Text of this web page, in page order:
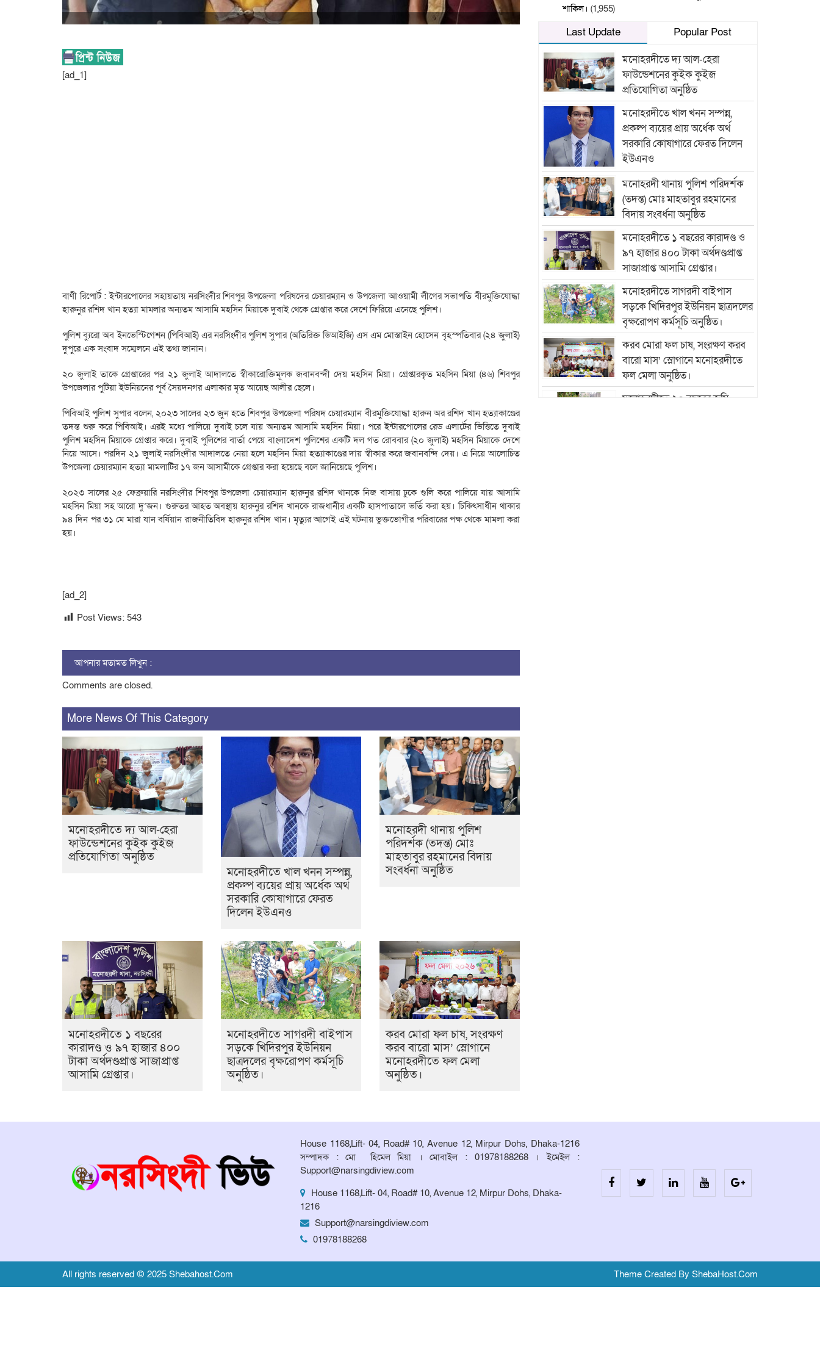
[ad_1]
বাণী রিপোর্ট : ইন্টারপোলের সহায়তায় নরসিংদীর শিবপুর উপজেলা পরিষদের চেয়ারম্যান ও উপজেলা আওয়ামী লীগের সভাপতি বীরমুক্তিযোদ্ধা
হারুনুর রশিদ খান হত্যা মামলার অন্যতম আসামি মহসিন মিয়াকে দুবাই থেকে গ্রেপ্তার করে দেশে ফিরিয়ে এনেছে পুলিশ।
পুলিশ ব্যুরো অব ইনভেস্টিগেশন (পিবিআই) এর নরসিংদীর পুলিশ সুপার (অতিরিক্ত ডিআইজি) এস এম মোস্তাইন হোসেন বৃহস্পতিবার (২৪ জুলাই)
দুপুরে এক সংবাদ সম্মেলনে এই তথ্য জানান।
২০ জুলাই তাকে গ্রেপ্তারের পর ২১ জুলাই আদালতে স্বীকারোক্তিমূলক জবানবন্দী দেয় মহসিন মিয়া। গ্রেপ্তারকৃত মহসিন মিয়া (৪৬) শিবপুর
উপজেলার পুটিয়া ইউনিয়নের পূর্ব সৈয়দনগর এলাকার মৃত আয়েছ আলীর ছেলে।
পিবিআই পুলিশ সুপার বলেন, ২০২৩ সালের ২৩ জুন হতে শিবপুর উপজেলা পরিষদ চেয়ারম্যান বীরমুক্তিযোদ্ধা হারুন অর রশিদ খান হত্যাকাণ্ডের
তদন্ত শুরু করে পিবিআই। এরই মধ্যে পালিয়ে দুবাই চলে যায় অন্যতম আসামি মহসিন মিয়া। পরে ইন্টারপোলের রেড এলার্টের ভিত্তিতে দুবাই
পুলিশ মহসিন মিয়াকে গ্রেপ্তার করে। দুবাই পুলিশের বার্তা পেয়ে বাংলাদেশ পুলিশের একটি দল গত রোববার (২০ জুলাই) মহসিন মিয়াকে দেশে
নিয়ে আসে। পরদিন ২১ জুলাই নরসিংদীর আদালতে নেয়া হলে মহসিন মিয়া হত্যাকাণ্ডের দায় স্বীকার করে জবানবন্দি দেয়। এ নিয়ে আলোচিত
উপজেলা চেয়ারম্যান হত্যা মামলাটির ১৭ জন আসামীকে গ্রেপ্তার করা হয়েছে বলে জানিয়েছে পুলিশ।
২০২৩ সালের ২৫ ফেব্রুয়ারি নরসিংদীর শিবপুর উপজেলা চেয়ারম্যান হারুনুর রশিদ খানকে নিজ বাসায় ঢুকে গুলি করে পালিয়ে যায় আসামি
মহসিন মিয়া সহ আরো দু’জন। গুরুতর আহত অবস্থায় হারুনুর রশিদ খানকে রাজধানীর একটি হাসপাতালে ভর্তি করা হয়। চিকিৎসাধীন থাকার
৯৪ দিন পর ৩১ মে মারা যান বর্ষিয়ান রাজনীতিবিদ হারুনুর রশিদ খান। মৃত্যুর আগেই এই ঘটনায় ভুক্তভোগীর পরিবারের পক্ষ থেকে মামলা করা
হয়।
[ad_2]
Post Views: 543
আপনার মতামত লিখুন :
Comments are closed.
More News Of This Category
মনোহরদীতে দ্য আল-হেরা
ফাউন্ডেশনের কুইক কুইজ
প্রতিযোগিতা অনুষ্ঠিত
মনোহরদীতে খাল খনন সম্পন্ন,
প্রকল্প ব্যয়ের প্রায় অর্ধেক অর্থ
সরকারি কোষাগারে ফেরত
দিলেন ইউএনও
মনোহরদী থানায় পুলিশ
পরিদর্শক (তদন্ত) মোঃ
মাহতাবুর রহমানের বিদায়
সংবর্ধনা অনুষ্ঠিত
মনোহরদীতে ১ বছরের
কারাদণ্ড ও ৯৭ হাজার ৪০০
টাকা অর্থদণ্ডপ্রাপ্ত সাজাপ্রাপ্ত
আসামি গ্রেপ্তার।
মনোহরদীতে সাগরদী বাইপাস
সড়কে খিদিরপুর ইউনিয়ন
ছাত্রদলের বৃক্ষরোপণ কর্মসূচি
অনুষ্ঠিত।
করব মোরা ফল চাষ, সংরক্ষণ
করব বারো মাস’ স্লোগানে
মনোহরদীতে ফল মেলা
অনুষ্ঠিত।
শাকিল। (1,955)
Last Update
Popular Post
মনোহরদীতে দ্য আল-হেরা
ফাউন্ডেশনের কুইক কুইজ
প্রতিযোগিতা অনুষ্ঠিত
মনোহরদীতে খাল খনন সম্পন্ন,
প্রকল্প ব্যয়ের প্রায় অর্ধেক অর্থ
সরকারি কোষাগারে ফেরত দিলেন
ইউএনও
মনোহরদী থানায় পুলিশ পরিদর্শক
(তদন্ত) মোঃ মাহতাবুর রহমানের
বিদায় সংবর্ধনা অনুষ্ঠিত
মনোহরদীতে ১ বছরের কারাদণ্ড ও
৯৭ হাজার ৪০০ টাকা অর্থদণ্ডপ্রাপ্ত
সাজাপ্রাপ্ত আসামি গ্রেপ্তার।
মনোহরদীতে সাগরদী বাইপাস
সড়কে খিদিরপুর ইউনিয়ন ছাত্রদলের
বৃক্ষরোপণ কর্মসূচি অনুষ্ঠিত।
করব মোরা ফল চাষ, সংরক্ষণ করব
বারো মাস’ স্লোগানে মনোহরদীতে
ফল মেলা অনুষ্ঠিত।
মনোহরদীতে ২০ বছরের জমি
House 1168,Lift- 04, Road# 10, Avenue 12, Mirpur Dohs, Dhaka-1216
সম্পাদক : মো হিমেল মিয়া । মোবাইল : 01978188268 । ইমেইল :
Support@narsingdiview.com
House 1168,Lift- 04, Road# 10, Avenue 12, Mirpur Dohs, Dhaka-
1216
Support@narsingdiview.com
01978188268
All rights reserved © 2025 Shebahost.Com Theme Created By ShebaHost.Com